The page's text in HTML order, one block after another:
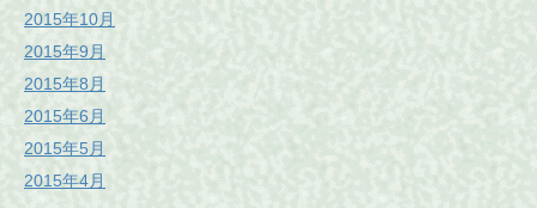
2015年10月
2015年9月
2015年8月
2015年6月
2015年5月
2015年4月